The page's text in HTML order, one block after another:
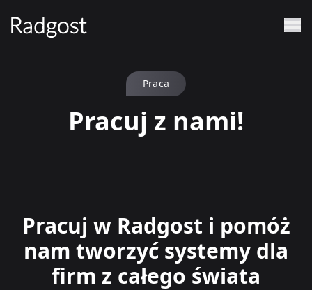
Praca
Pracuj z nami!
Pracuj w Radgost i pomóż
nam tworzyć systemy dla
firm z całego świata